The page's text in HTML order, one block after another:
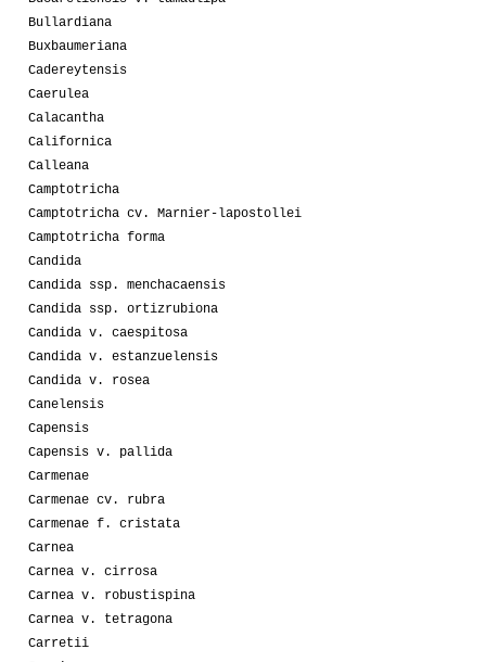
Bullardiana
Buxbaumeriana
Cadereytensis
Caerulea
Calacantha
Californica
Calleana
Camptotricha
Camptotricha cv. Marnier-lapostollei
Camptotricha forma
Candida
Candida ssp. menchacaensis
Candida ssp. ortizrubiona
Candida v. caespitosa
Candida v. estanzuelensis
Candida v. rosea
Canelensis
Capensis
Capensis v. pallida
Carmenae
Carmenae cv. rubra
Carmenae f. cristata
Carnea
Carnea v. cirrosa
Carnea v. robustispina
Carnea v. tetragona
Carretii